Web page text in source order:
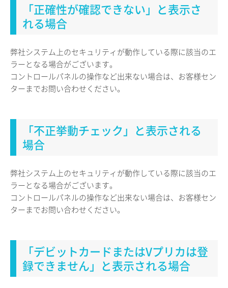
「正確性が確認できない」と表示さ
れる場合
弊社システム上のセキュリティが動作している際に該当のエ
ラーとなる場合がございます。
コントロールパネルの操作など出来ない場合は、お客様セン
ターまでお問い合わせください。
「不正挙動チェック」と表示される
場合
弊社システム上のセキュリティが動作している際に該当のエ
ラーとなる場合がございます。
コントロールパネルの操作など出来ない場合は、お客様セン
ターまでお問い合わせください。
「デビットカードまたはVプリカは登
録できません」と表示される場合